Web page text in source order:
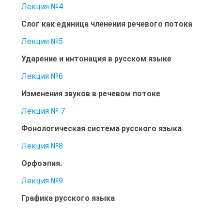
Лекция №4
Слог как единица членения речевого потока
Лекция №5
Ударение и интонация в русском языке
Лекция №6
Изменения звуков в речевом потоке
Лекция № 7
Фонологическая система русского языка
Лекция №8
Орфоэпия.
Лекция №9
Графика русского языка